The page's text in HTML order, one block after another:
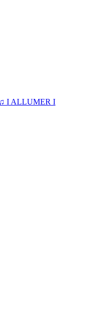
♫ I ALLUMER I